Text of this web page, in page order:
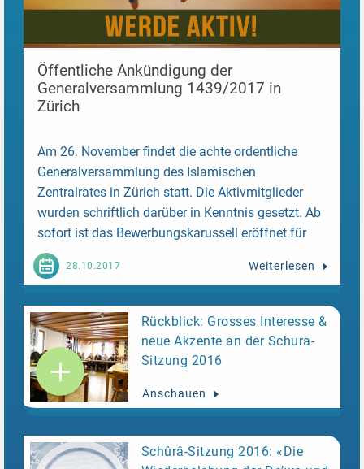
Öffentliche Ankündigung der
Generalversammlung 1439/2017 in
Zürich
Am 26. November findet die achte ordentliche
Generalversammlung des Islamischen
Zentralrates in Zürich statt. Die Aktivmitglieder
wurden schriftlich darüber in Kenntnis gesetzt. Ab
sofort ist das Bewerbungskarussell eröffnet für
alle Muslime, die sich aktiv beim Zentralrat
engagieren möchten.
28.10.2017 Weiterlesen
Rückblick: Grosses Interesse &
neue Akzente an der Schura-
Sitzung 2016
Anschauen
Schûrâ-Sitzung 2016: «Die